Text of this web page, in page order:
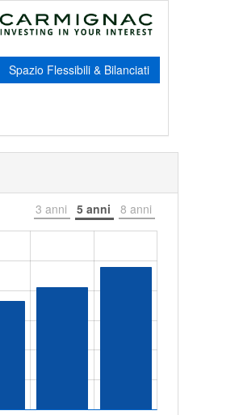
Spazio Flessibili & Bilanciati
3 anni 5 anni 8 anni